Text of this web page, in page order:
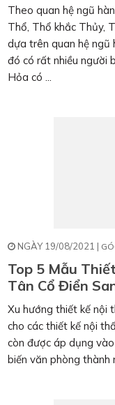
Theo quan hệ ngũ
Thổ, Thổ khắc Thủy,
dựa trên quan hệ ngũ
đó có rất nhiều người
Hỏa có ...
NGÀY 19/08/2021 |
Top 5 Mẫu
Tân Cổ Điển
Xu hướng thiết kế nội
cho các thiết kế nội
còn được áp dụng
biến văn phòng thành